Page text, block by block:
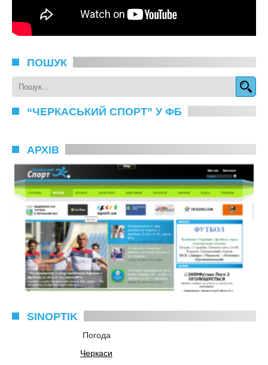
ПОШУК
“ЧЕРКАСЬКИЙ СПОРТ” У ФБ
АРХІВ
SINOPTIK
Погода
Черкаси